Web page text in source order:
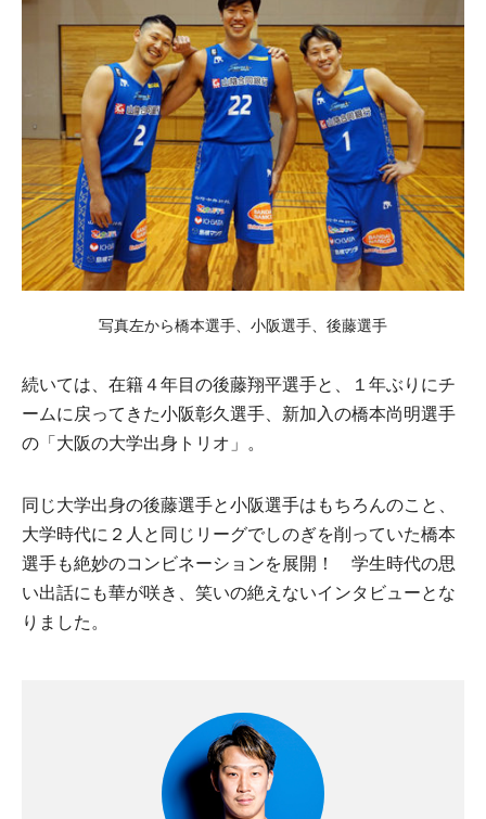
写真左から橋本選手、小阪選手、後藤選手
続いては、在籍４年目の後藤翔平選手と、１年ぶりにチ
ームに戻ってきた小阪彰久選手、新加入の橋本尚明選手
の「大阪の大学出身トリオ」。
同じ大学出身の後藤選手と小阪選手はもちろんのこと、
大学時代に２人と同じリーグでしのぎを削っていた橋本
選手も絶妙のコンビネーションを展開！ 学生時代の思
い出話にも華が咲き、笑いの絶えないインタビューとな
りました。